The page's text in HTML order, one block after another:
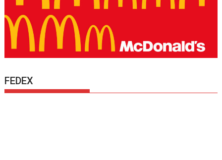
FEDEX